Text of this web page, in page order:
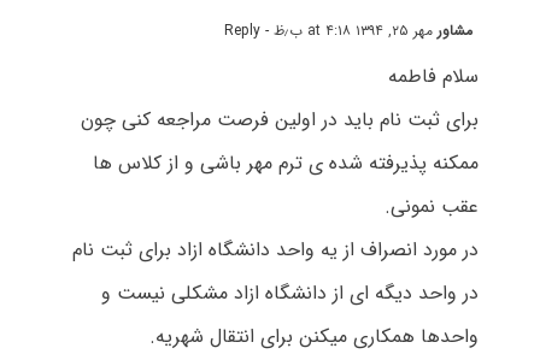
مشاورمهر ۲۵, ۱۳۹۴ at ۴:۱۸ ب٫ظ - Reply
سلام فاطمه
برای ثبت نام باید در اولین فرصت مراجعه کنی چون
ممکنه پذیرفته شده ی ترم مهر باشی و از کلاس ها
عقب نمونی.
در مورد انصراف از یه واحد دانشگاه ازاد برای ثبت نام
در واحد دیگه ای از دانشگاه ازاد مشکلی نیست و
واحدها همکاری میکنن برای انتقال شهریه.